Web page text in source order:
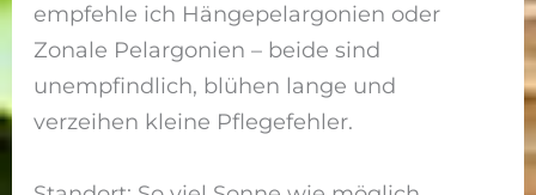
empfehle ich Hängepelargonien oder
Zonale Pelargonien – beide sind
unempfindlich, blühen lange und
verzeihen kleine Pflegefehler.